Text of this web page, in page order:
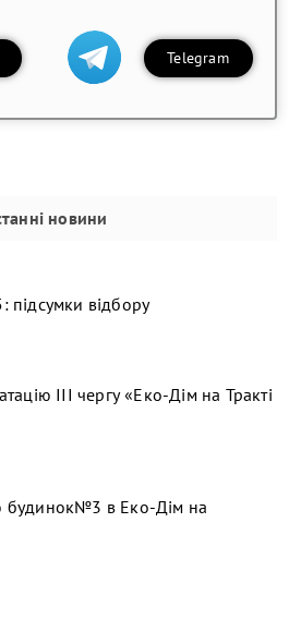
Telegram
новини
підсумки відбору
ІІІ чергу «Еко-Дім на Тракті
будинок№3 в Еко-Дім на